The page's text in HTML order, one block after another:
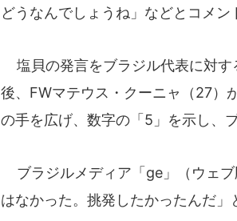
どうなんでしょうね」などとコメン
塩貝の発言をブラジル代表に対す
後、FWマテウス・クーニャ（27）
の手を広げ、数字の「5」を示し、
ブラジルメディア「ge」（ウェ
はなかった。挑発したかったんだ